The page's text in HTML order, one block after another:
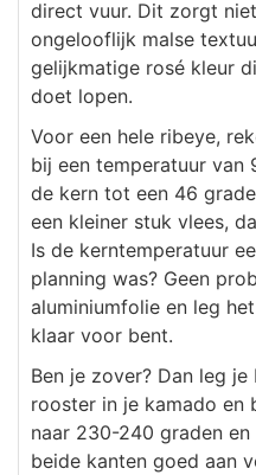
direct vuur. Dit zorgt
ongelooflijk malse
gelijkmatige rosé kleur
doet lopen.
Voor een hele ribeye,
bij een temperatuur van
de kern tot een 46
een kleiner stuk vlees,
Is de kerntemperatuur
planning was? Geen
aluminiumfolie en leg
klaar voor bent.
Ben je zover? Dan leg
rooster in je kamado en
naar 230-240 graden
beide kanten goed aan